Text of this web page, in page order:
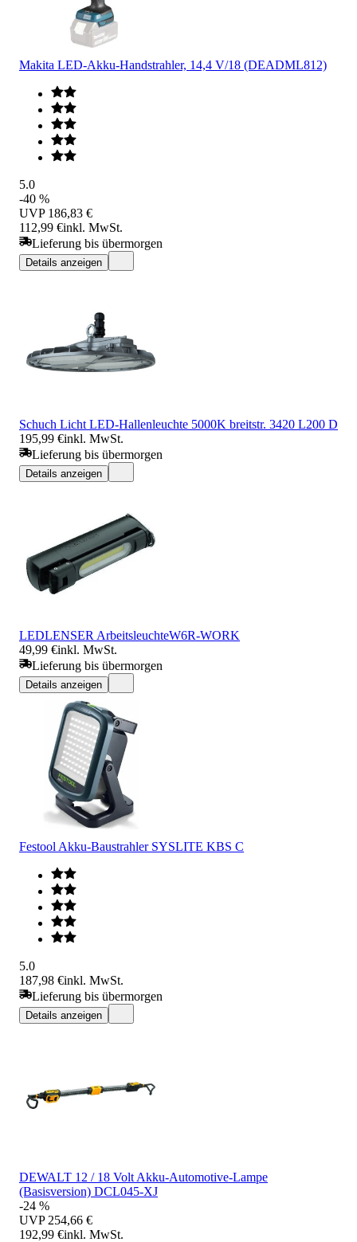
Makita LED-Akku-Handstrahler, 14,4 V/18 (DEADML812)
5.0
-40 %
UVP 186,83 €
112,99 €inkl. MwSt.
Lieferung bis übermorgen
Details anzeigen
Schuch Licht LED-Hallenleuchte 5000K breitstr. 3420 L200 D
195,99 €inkl. MwSt.
Lieferung bis übermorgen
Details anzeigen
LEDLENSER ArbeitsleuchteW6R-WORK
49,99 €inkl. MwSt.
Lieferung bis übermorgen
Details anzeigen
Festool Akku-Baustrahler SYSLITE KBS C
5.0
187,98 €inkl. MwSt.
Lieferung bis übermorgen
Details anzeigen
DEWALT 12 / 18 Volt Akku-Automotive-Lampe
(Basisversion) DCL045-XJ
-24 %
UVP 254,66 €
192,99 €inkl. MwSt.